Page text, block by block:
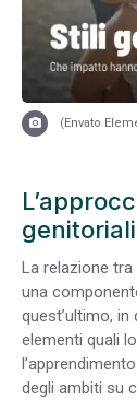
(Envato
genitoriali
La relazione
una
quest’ultimo,
elementi quali
degli ambiti su